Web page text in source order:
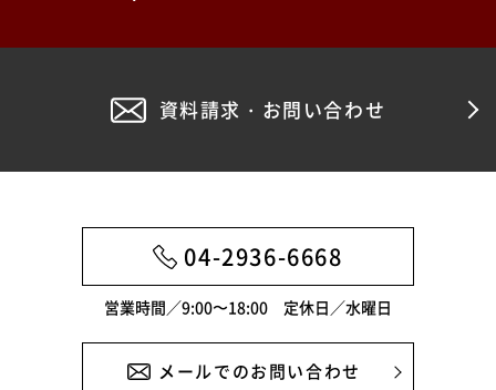
2022年11月
2022年6月
資料請求・お問い合わせ
04-2936-6668
営業時間／9:00〜18:00 定休日／水曜日
メールでのお問い合わせ